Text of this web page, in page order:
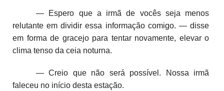
— Espero que a irmã de vocês seja menos
relutante em dividir essa informação comigo. — disse
em forma de gracejo para tentar novamente, elevar o
clima tenso da ceia noturna.
— Creio que não será possível. Nossa irmã
faleceu no início desta estação.